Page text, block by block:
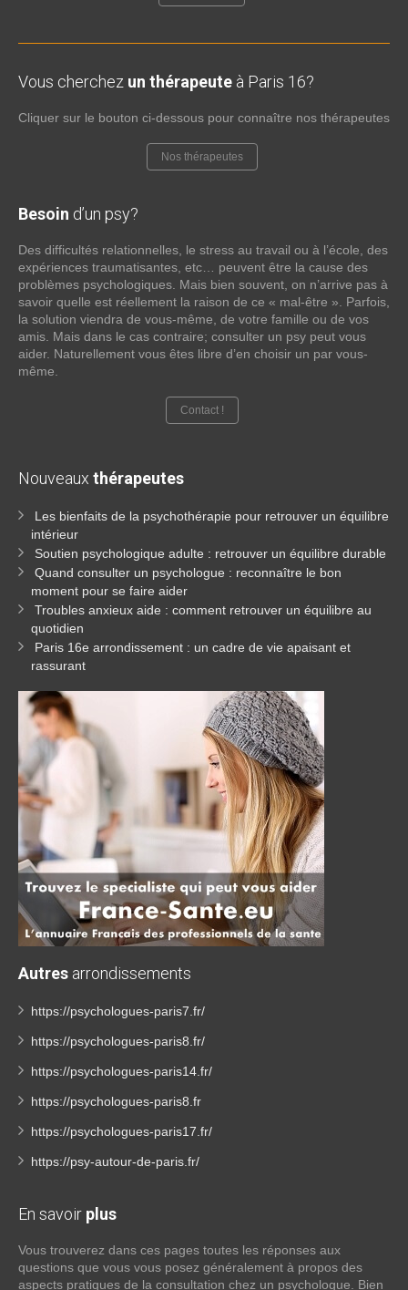
Vous cherchez un thérapeute à Paris 16?
Cliquer sur le bouton ci-dessous pour connaître nos thérapeutes
Nos thérapeutes
Besoin d’un psy?
Des difficultés relationnelles, le stress au travail ou à l’école, des
expériences traumatisantes, etc… peuvent être la cause des
problèmes psychologiques. Mais bien souvent, on n’arrive pas à
savoir quelle est réellement la raison de ce « mal-être ». Parfois,
la solution viendra de vous-même, de votre famille ou de vos
amis. Mais dans le cas contraire; consulter un psy peut vous
aider. Naturellement vous êtes libre d’en choisir un par vous-
même.
Contact !
Nouveaux thérapeutes
Les bienfaits de la psychothérapie pour retrouver un équilibre
intérieur
Soutien psychologique adulte : retrouver un équilibre durable
Quand consulter un psychologue : reconnaître le bon
moment pour se faire aider
Troubles anxieux aide : comment retrouver un équilibre au
quotidien
Paris 16e arrondissement : un cadre de vie apaisant et
rassurant
Autres arrondissements
https://psychologues-paris7.fr/
https://psychologues-paris8.fr/
https://psychologues-paris14.fr/
https://psychologues-paris8.fr
https://psychologues-paris17.fr/
https://psy-autour-de-paris.fr/
En savoir plus
Vous trouverez dans ces pages toutes les réponses aux
questions que vous vous posez généralement à propos des
aspects pratiques de la consultation chez un psychologue. Bien